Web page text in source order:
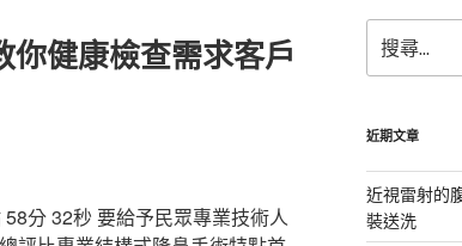
健康檢查需求客戶
分 32秒 要給予民眾專業技術人
尋
關
字:
近期文章
近視雷射的
裝送洗